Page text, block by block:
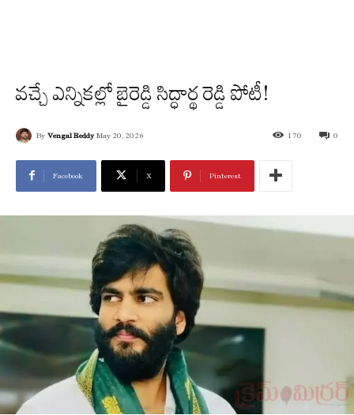
వచ్చే ఎన్నికల్లో బైరెడ్డి సిద్ధార్థ రెడ్డి పోటీ!
By Vengal Reddy May 20, 2026 0
170
Facebook X Pinterest